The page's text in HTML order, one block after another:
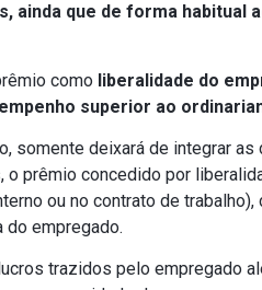
ainda que de forma
como liberalidade do
superior ao
somente deixará de integrar
o prêmio concedido por
ou no contrato de
do empregado.
trazidos pelo empregado